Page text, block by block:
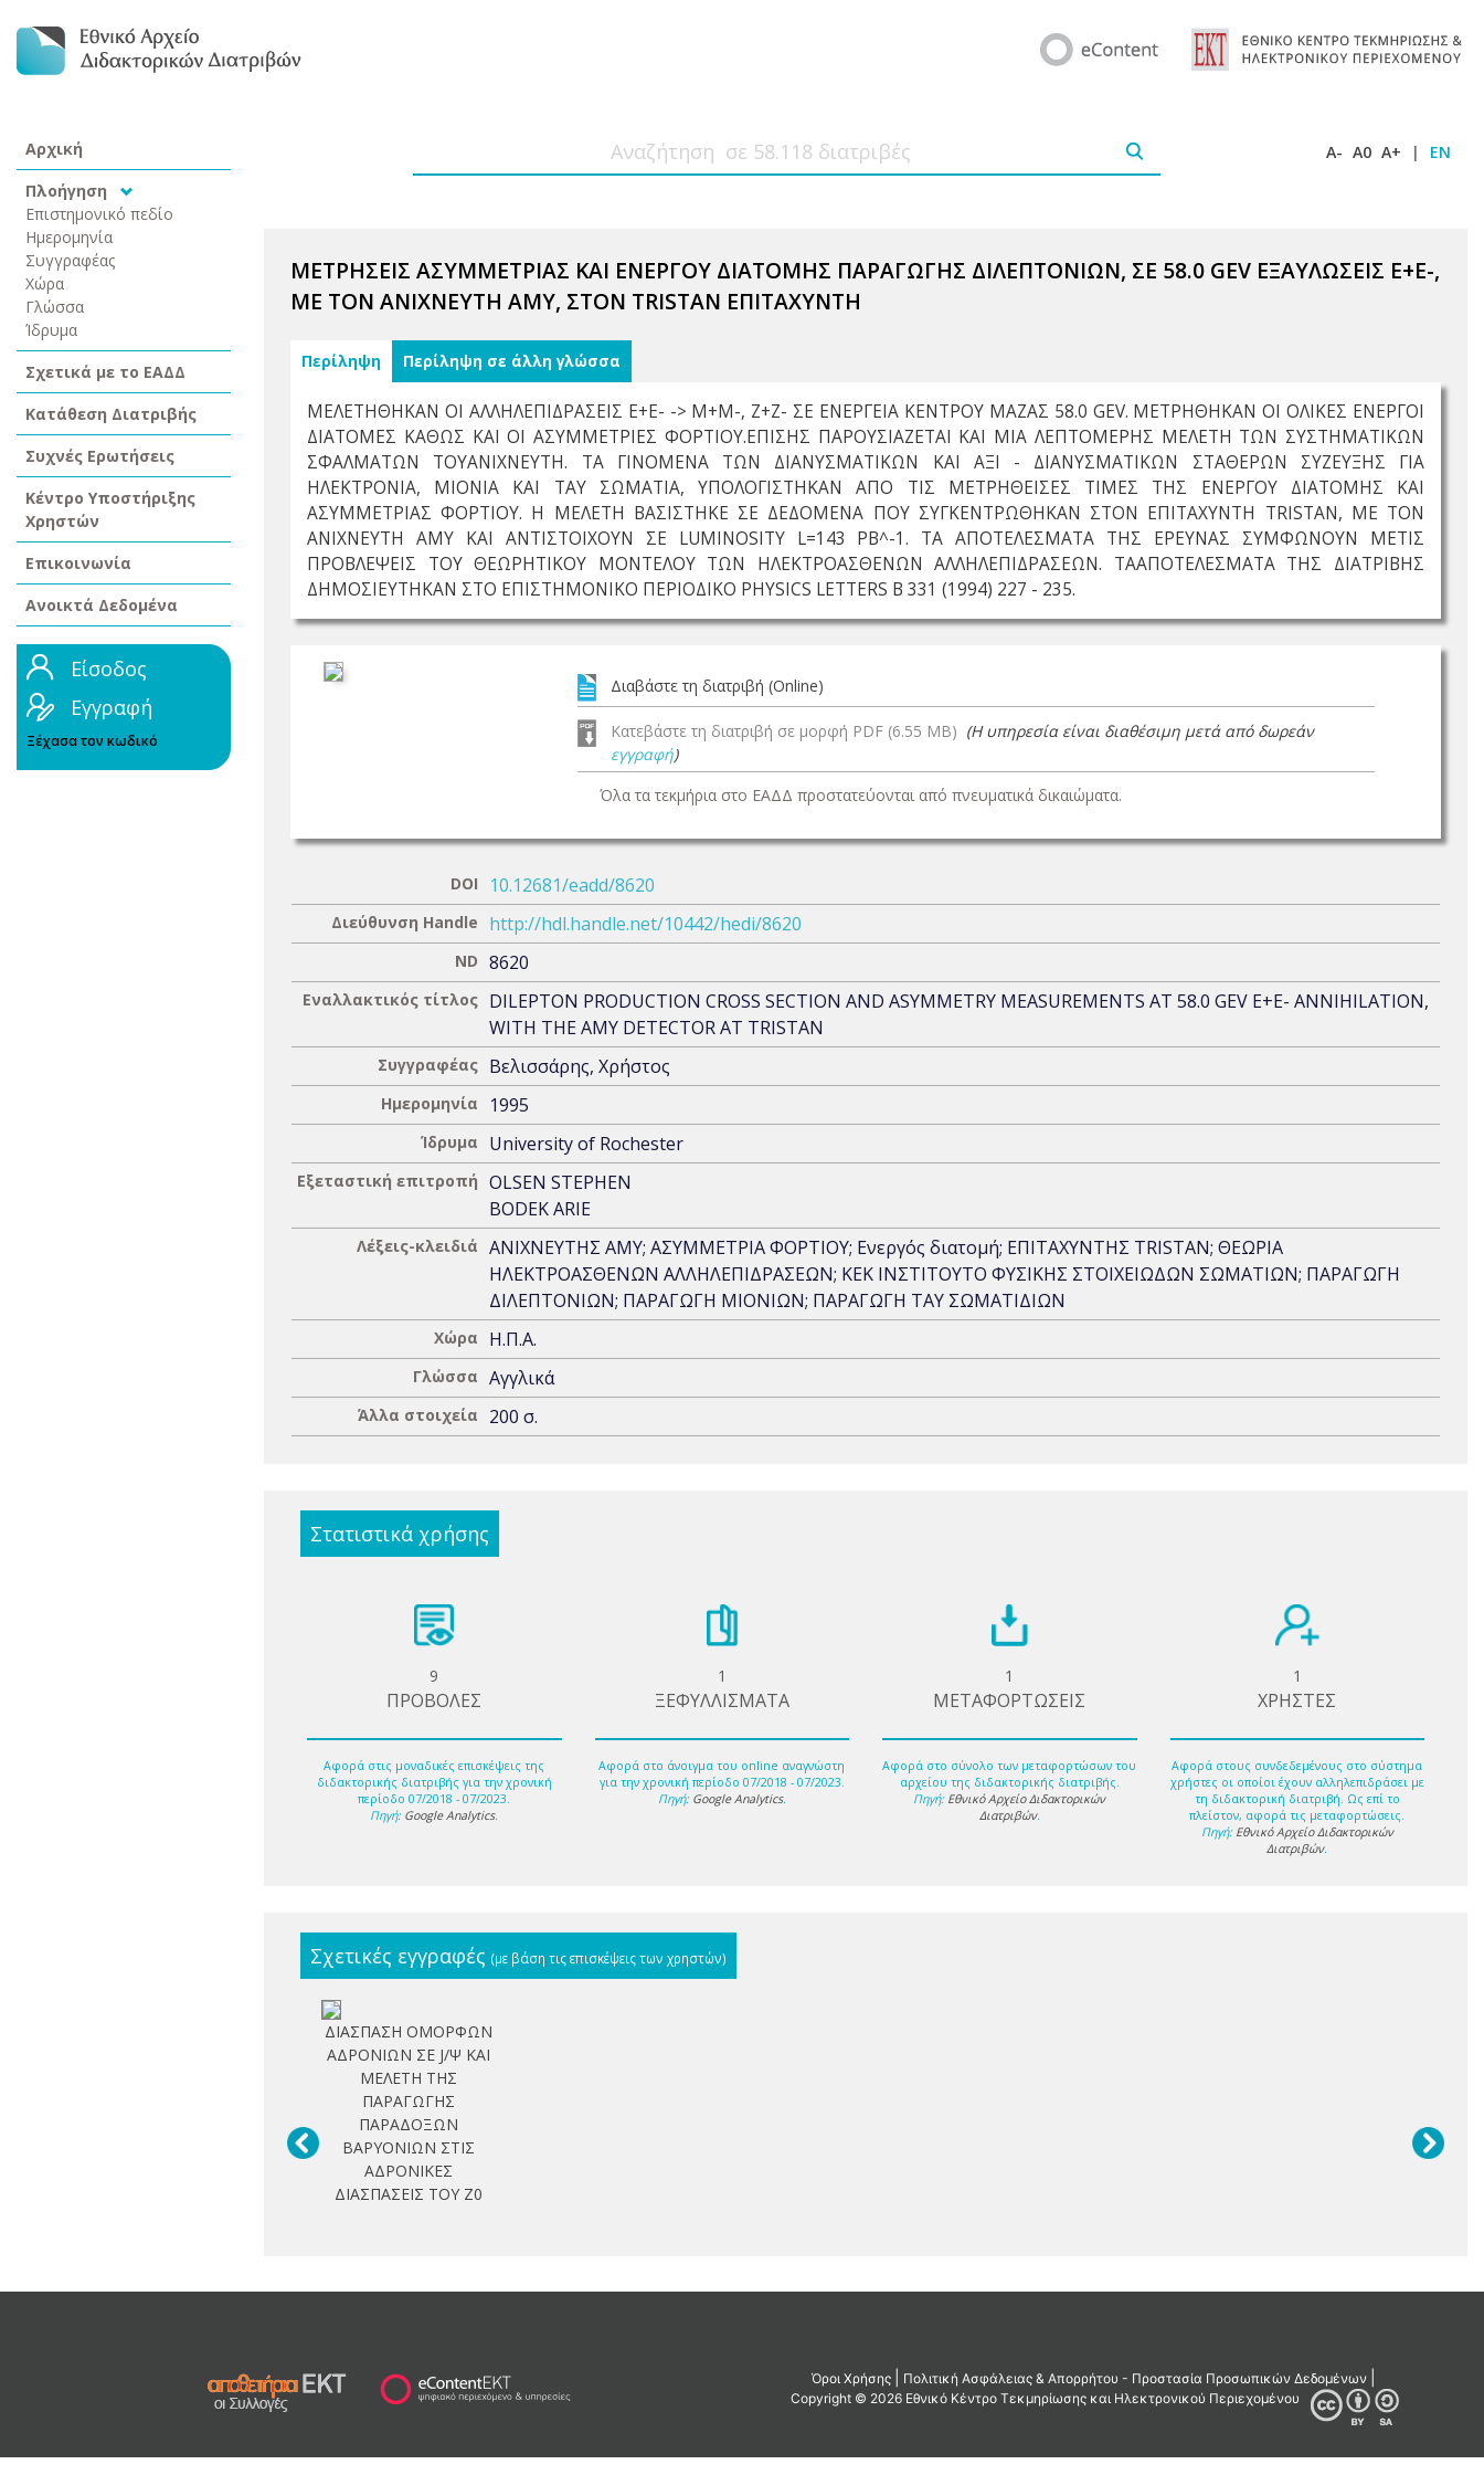
Αρχική
Πλοήγηση
Επιστημονικό πεδίο
Ημερομηνία
Συγγραφέας
Χώρα
Γλώσσα
Ίδρυμα
Σχετικά με το ΕΑΔΔ
Κατάθεση Διατριβής
Συχνές Ερωτήσεις
Κέντρο Υποστήριξης
Χρηστών
Επικοινωνία
Ανοικτά Δεδομένα
Είσοδος
Εγγραφή
Ξέχασα τον κωδικό
A- A0 A+ | EN
ΜΕΤΡΗΣΕΙΣ ΑΣΥΜΜΕΤΡΙΑΣ ΚΑΙ ΕΝΕΡΓΟΥ ΔΙΑΤΟΜΗΣ ΠΑΡΑΓΩΓΗΣ ΔΙΛΕΠΤΟΝΙΩΝ, ΣΕ 58.0 GEV ΕΞΑΥΛΩΣΕΙΣ E+E-,
ΜΕ ΤΟΝ ΑΝΙΧΝΕΥΤΗ AMY, ΣΤΟΝ TRISTAN ΕΠΙΤΑΧΥΝΤΗ
Περίληψη Περίληψη σε άλλη γλώσσα
ΜΕΛΕΤΗΘΗΚΑΝ ΟΙ ΑΛΛΗΛΕΠΙΔΡΑΣΕΙΣ E+E- -> Μ+Μ-, Z+Z- ΣΕ ΕΝΕΡΓΕΙΑ ΚΕΝΤΡΟΥ ΜΑΖΑΣ 58.0 GEV. ΜΕΤΡΗΘΗΚΑΝ ΟΙ ΟΛΙΚΕΣ ΕΝΕΡΓΟΙ
ΔΙΑΤΟΜΕΣ ΚΑΘΩΣ ΚΑΙ ΟΙ ΑΣΥΜΜΕΤΡΙΕΣ ΦΟΡΤΙΟΥ.ΕΠΙΣΗΣ ΠΑΡΟΥΣΙΑΖΕΤΑΙ ΚΑΙ ΜΙΑ ΛΕΠΤΟΜΕΡΗΣ ΜΕΛΕΤΗ ΤΩΝ ΣΥΣΤΗΜΑΤΙΚΩΝ
ΣΦΑΛΜΑΤΩΝ ΤΟΥΑΝΙΧΝΕΥΤΗ. ΤΑ ΓΙΝΟΜΕΝΑ ΤΩΝ ΔΙΑΝΥΣΜΑΤΙΚΩΝ ΚΑΙ ΑΞΙ - ΔΙΑΝΥΣΜΑΤΙΚΩΝ ΣΤΑΘΕΡΩΝ ΣΥΖΕΥΞΗΣ ΓΙΑ
ΗΛΕΚΤΡΟΝΙΑ, ΜΙΟΝΙΑ ΚΑΙ ΤΑΥ ΣΩΜΑΤΙΑ, ΥΠΟΛΟΓΙΣΤΗΚΑΝ ΑΠΟ ΤΙΣ ΜΕΤΡΗΘΕΙΣΕΣ ΤΙΜΕΣ ΤΗΣ ΕΝΕΡΓΟΥ ΔΙΑΤΟΜΗΣ ΚΑΙ
ΑΣΥΜΜΕΤΡΙΑΣ ΦΟΡΤΙΟΥ. Η ΜΕΛΕΤΗ ΒΑΣΙΣΤΗΚΕ ΣΕ ΔΕΔΟΜΕΝΑ ΠΟΥ ΣΥΓΚΕΝΤΡΩΘΗΚΑΝ ΣΤΟΝ ΕΠΙΤΑΧΥΝΤΗ TRISTAN, ΜΕ ΤΟΝ
ΑΝΙΧΝΕΥΤΗ ΑΜΥ ΚΑΙ ΑΝΤΙΣΤΟΙΧΟΥΝ ΣΕ LUMINOSITY L=143 PB^-1. ΤΑ ΑΠΟΤΕΛΕΣΜΑΤΑ ΤΗΣ ΕΡΕΥΝΑΣ ΣΥΜΦΩΝΟΥΝ ΜΕΤΙΣ
ΠΡΟΒΛΕΨΕΙΣ ΤΟΥ ΘΕΩΡΗΤΙΚΟΥ ΜΟΝΤΕΛΟΥ ΤΩΝ ΗΛΕΚΤΡΟΑΣΘΕΝΩΝ ΑΛΛΗΛΕΠΙΔΡΑΣΕΩΝ. ΤΑΑΠΟΤΕΛΕΣΜΑΤΑ ΤΗΣ ΔΙΑΤΡΙΒΗΣ
ΔΗΜΟΣΙΕΥΤΗΚΑΝ ΣΤΟ ΕΠΙΣΤΗΜΟΝΙΚΟ ΠΕΡΙΟΔΙΚΟ PHYSICS LETTERS B 331 (1994) 227 - 235.
Διαβάστε τη διατριβή (Online)
Κατεβάστε τη διατριβή σε μορφή PDF (6.55 MB) (Η υπηρεσία είναι διαθέσιμη μετά από δωρεάν
εγγραφή)
Όλα τα τεκμήρια στο ΕΑΔΔ προστατεύονται από πνευματικά δικαιώματα.
DOI 10.12681/eadd/8620
Διεύθυνση Handle http://hdl.handle.net/10442/hedi/8620
ND 8620
Εναλλακτικός τίτλος DILEPTON PRODUCTION CROSS SECTION AND ASYMMETRY MEASUREMENTS AT 58.0 GEV E+E- ANNIHILATION,
WITH THE AMY DETECTOR AT TRISTAN
Συγγραφέας Βελισσάρης, Χρήστος
Ημερομηνία 1995
Ίδρυμα University of Rochester
Εξεταστική επιτροπή OLSEN STEPHEN
BODEK ARIE
Λέξεις-κλειδιά ΑΝΙΧΝΕΥΤΗΣ ΑΜΥ; ΑΣΥΜΜΕΤΡΙΑ ΦΟΡΤΙΟΥ; Ενεργός διατομή; ΕΠΙΤΑΧΥΝΤΗΣ TRISTAN; ΘΕΩΡΙΑ
ΗΛΕΚΤΡΟΑΣΘΕΝΩΝ ΑΛΛΗΛΕΠΙΔΡΑΣΕΩΝ; ΚΕΚ ΙΝΣΤΙΤΟΥΤΟ ΦΥΣΙΚΗΣ ΣΤΟΙΧΕΙΩΔΩΝ ΣΩΜΑΤΙΩΝ; ΠΑΡΑΓΩΓΗ
ΔΙΛΕΠΤΟΝΙΩΝ; ΠΑΡΑΓΩΓΗ ΜΙΟΝΙΩΝ; ΠΑΡΑΓΩΓΗ ΤΑΥ ΣΩΜΑΤΙΔΙΩΝ
Χώρα Η.Π.Α.
Γλώσσα Αγγλικά
Άλλα στοιχεία 200 σ.
Στατιστικά χρήσης
9
ΠΡΟΒΟΛΕΣ
Αφορά στις μοναδικές επισκέψεις της
διδακτορικής διατριβής για την χρονική
περίοδο 07/2018 - 07/2023.
Πηγή: Google Analytics.
1
ΞΕΦΥΛΛΙΣΜΑΤΑ
Αφορά στο άνοιγμα του online αναγνώστη
για την χρονική περίοδο 07/2018 - 07/2023.
Πηγή: Google Analytics.
1
ΜΕΤΑΦΟΡΤΩΣΕΙΣ
Αφορά στο σύνολο των μεταφορτώσων του
αρχείου της διδακτορικής διατριβής.
Πηγή: Εθνικό Αρχείο Διδακτορικών
Διατριβών.
1
ΧΡΗΣΤΕΣ
Αφορά στους συνδεδεμένους στο σύστημα
χρήστες οι οποίοι έχουν αλληλεπιδράσει με
τη διδακτορική διατριβή. Ως επί το
πλείστον, αφορά τις μεταφορτώσεις.
Πηγή: Εθνικό Αρχείο Διδακτορικών
Διατριβών.
Σχετικές εγγραφές (με βάση τις επισκέψεις των χρηστών)
ΔΙΑΣΠΑΣΗ ΟΜΟΡΦΩΝ
ΑΔΡΟΝΙΩΝ ΣΕ J/Ψ ΚΑΙ
ΜΕΛΕΤΗ ΤΗΣ
ΠΑΡΑΓΩΓΗΣ
ΠΑΡΑΔΟΞΩΝ
ΒΑΡΥΟΝΙΩΝ ΣΤΙΣ
ΑΔΡΟΝΙΚΕΣ
ΔΙΑΣΠΑΣΕΙΣ ΤΟΥ Ζ0